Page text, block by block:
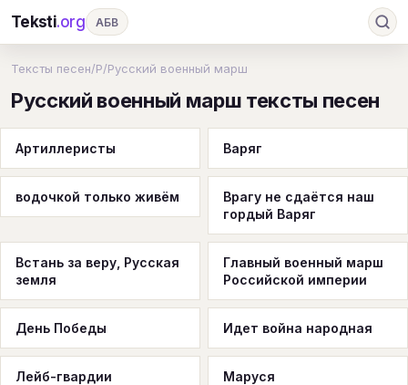
Teksti.org АБВ
Г
И К Л М Н О П Р С
Т У Ф Х Ц Ч Ш Э Ю
Я En A B C D E F G
H I J K M N O P
Q R S T U V W X Y
Z
Тексты песен/Р/Русский военный марш
Русский военный марш тексты песен
Артиллеристы Варяг
водочкой только живём
Врагу не сдаётся наш
гордый Варяг
Встань за веру, Русская
земля
Главный военный марш
Российской империи
День Победы Идет война народная
Лейб-гвардии
Маруся